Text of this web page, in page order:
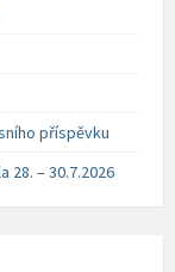
příspěvku
28. – 30.7.2026